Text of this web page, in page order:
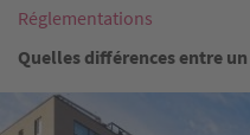
Réglementations
Quelles différences entre un
Image